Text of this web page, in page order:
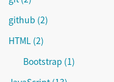
github (2)
HTML (2)
Bootstrap (1)